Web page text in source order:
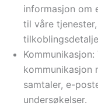
informasjon om
til våre
kommunikasjon
samtaler, e-
undersøkelser.